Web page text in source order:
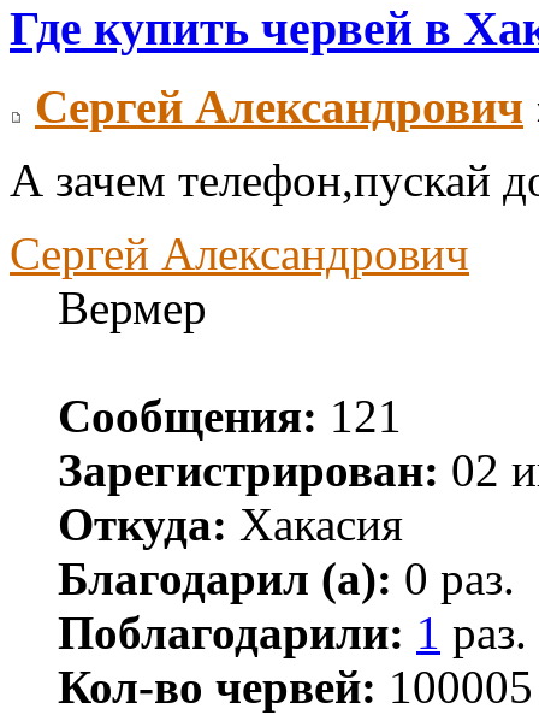
Где купить червей в
Сергей Александрович
А зачем телефон,пускай
Сергей Александрович
Вермер
Сообщения: 121
Зарегистрирован: 02
Откуда: Хакасия
Благодарил (а): 0 раз.
Поблагодарили: 1 раз.
Кол-во червей: 100005